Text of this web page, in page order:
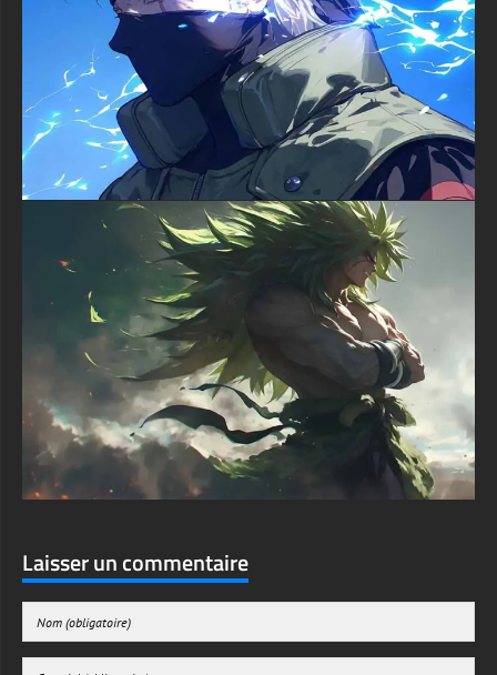
dramatique et les éléments grunge élèvent ceci au-delà de l'art
de fan typique pour en faire une œuvre d'art numérique digne
d'une galerie.
L'impact émotionnel de ce papier peint est indéniable, évoquant
des sentiments de puissance, de détermination et l'esprit
irrésistible qui définit le caractère de Luffy. L'atmosphère
sombre suggère les batailles sérieuses et les défis auxquels
l'équipage du Chapeau de Paille fait face, tandis que le sourire
confiant de Luffy rappelle aux spectateurs sa volonté
inébranlable. Cette dualité crée un papier peint qui inspire et
motive à chaque coup d'œil sur votre écran.
Transformez votre ordinateur de bureau ou appareil mobile avec
ce fond d'écran extraordinaire Luffy Rouge Foncé 4K qui
célèbre One Piece d'une manière époustouflante. Que vous
soyez un nakama de longue date ou nouveau dans l'aventure
de la Grande Ligne, ce fond d'écran gratuit Ultra HD offre une
qualité premium et un style inoubliable. Téléchargez
maintenant et laissez le futur Roi des Pirates apporter intensité
et inspiration à votre monde numérique chaque jour.
textures-3d-gratuiteshd.com
Laisser un commentaire